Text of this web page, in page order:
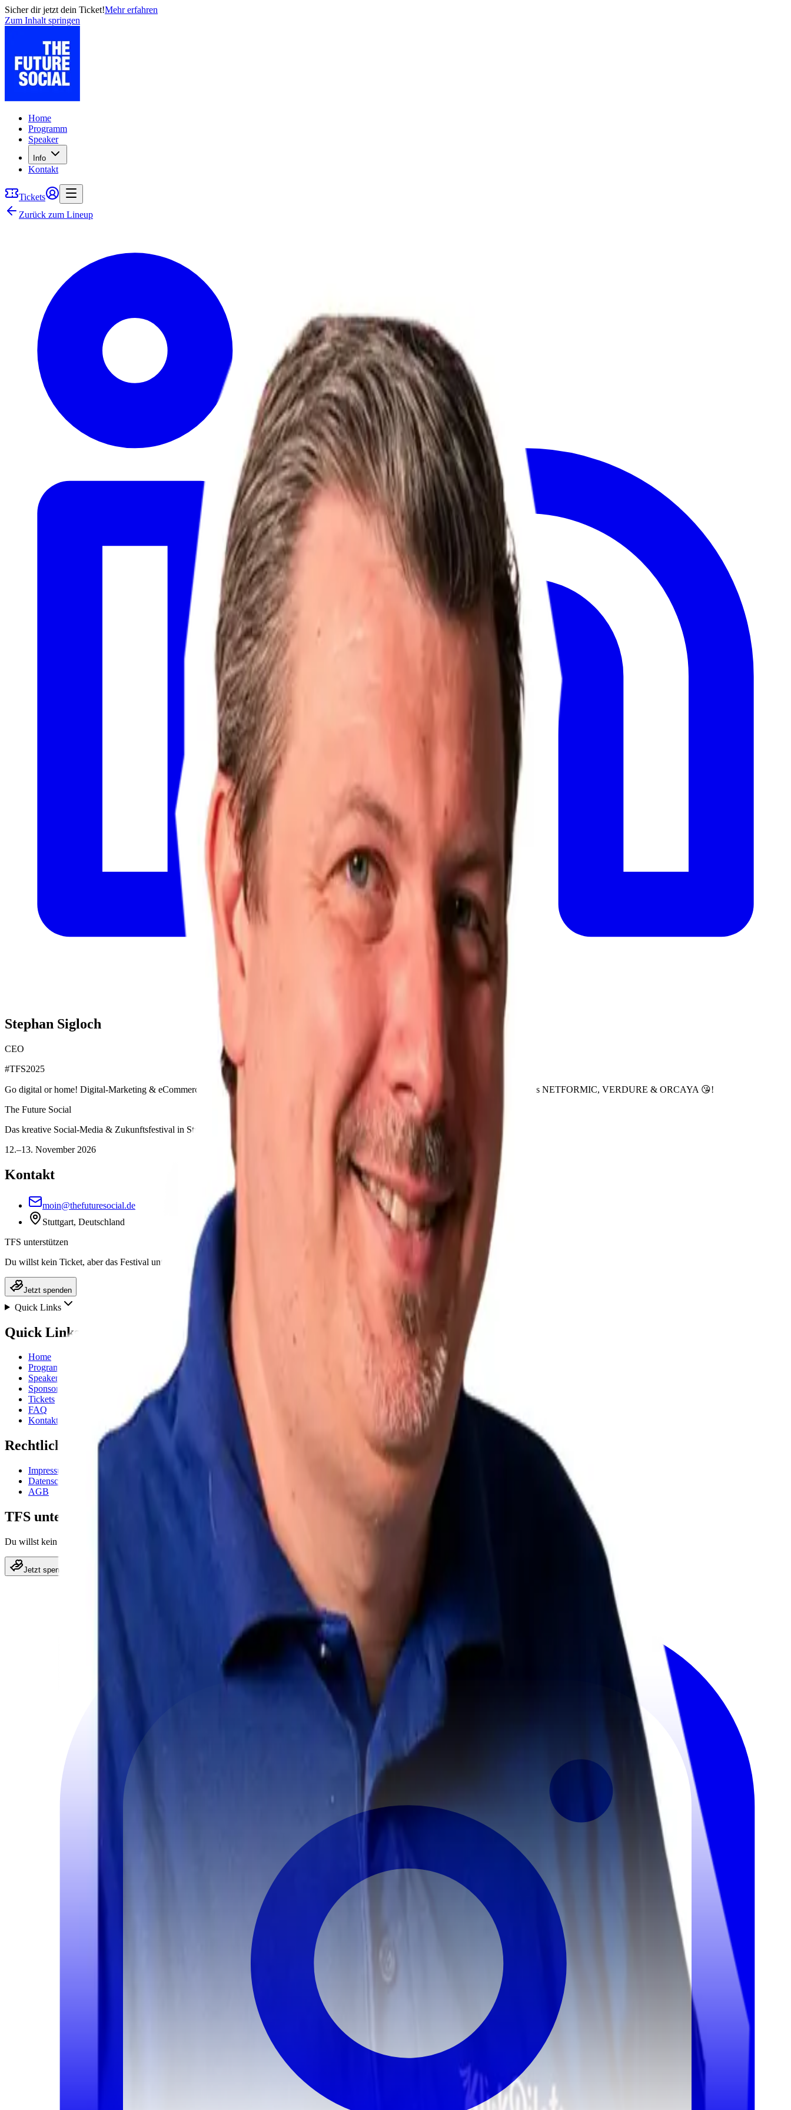
Sicher dir jetzt dein Ticket!Mehr erfahren
Zum Inhalt springen
Home
Programm
Speaker
Info
Kontakt
Tickets
Zurück zum Lineup
Stephan Sigloch
CEO
#TFS2025
Go digital or home! Digital-Marketing & eCommerce Expert / CEO at KlickPiloten and in deep love with DigitalNativeAlliance and our Brands NETFORMIC, VERDURE & ORCAYA 😘!
The Future Social
Das kreative Social-Media & Zukunftsfestival in Stuttgart
12.–13. November 2026
Kontakt
moin@thefuturesocial.de
Stuttgart, Deutschland
TFS unterstützen
Du willst kein Ticket, aber das Festival unterstützen? Spende, was dir möglich ist.
Jetzt spenden
Quick Links
Quick Links
Home
Programm
Speaker
Sponsoren
Tickets
FAQ
Kontakt
Rechtliches
Impressum
Datenschutzerklärung
AGB
TFS unterstützen
Du willst kein Ticket, aber das Festival unterstützen? Spende, was dir möglich ist.
Jetzt spenden